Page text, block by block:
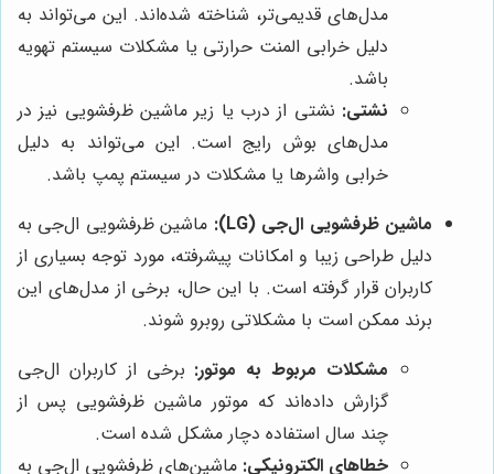
مدل‌های قدیمی‌تر، شناخته شده‌اند. این می‌تواند به
دلیل خرابی المنت حرارتی یا مشکلات سیستم تهویه
باشد.
نشتی: نشتی از درب یا زیر ماشین ظرفشویی نیز در
مدل‌های بوش رایج است. این می‌تواند به دلیل
خرابی واشرها یا مشکلات در سیستم پمپ باشد.
ماشین ظرفشویی ال‌جی (LG):
ماشین ظرفشویی ال‌جی به
دلیل طراحی زیبا و امکانات پیشرفته، مورد توجه بسیاری از
کاربران قرار گرفته است. با این حال، برخی از مدل‌های این
برند ممکن است با مشکلاتی روبرو شوند.
مشکلات مربوط به موتور: برخی از کاربران ال‌جی
گزارش داده‌اند که موتور ماشین ظرفشویی پس از
چند سال استفاده دچار مشکل شده است.
خطاهای الکترونیکی: ماشین‌های ظرفشویی ال‌جی به